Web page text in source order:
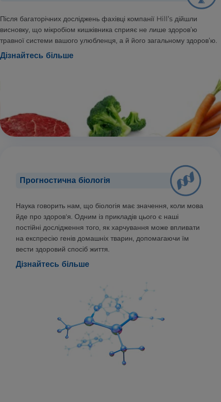
Після багаторічних досліджень фахівці компанії Hill’s дійшли
висновку, що мікробіом кишківника сприяє не лише здоров’ю
травної системи вашого улюбленця, а й його загальному здоров’ю.
Дізнайтесь більше
Прогностична біологія
Наука говорить нам, що біологія має значення, коли мова
йде про здоров'я. Одним із прикладів цього є наші
постійні дослідження того, як харчування може впливати
на експресію генів домашніх тварин, допомагаючи їм
вести здоровий спосіб життя.
Дізнайтесь більше